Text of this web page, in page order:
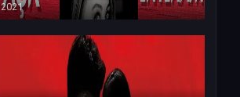
2021